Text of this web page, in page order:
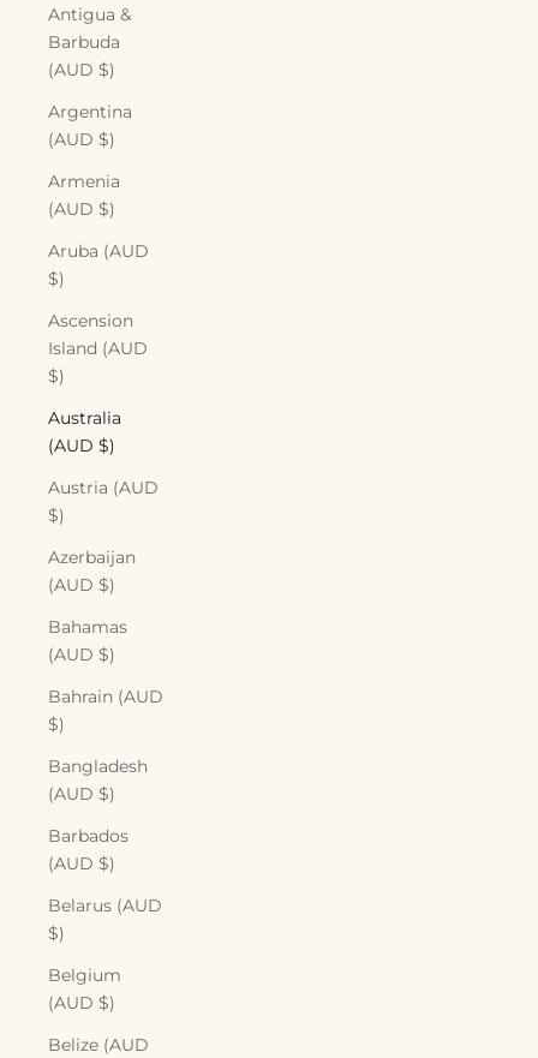
Antigua &
Barbuda
(AUD $)
Argentina
(AUD $)
Armenia
(AUD $)
Aruba (AUD
$)
Ascension
Island (AUD
$)
Australia
(AUD $)
Austria (AUD
$)
Azerbaijan
(AUD $)
Bahamas
(AUD $)
Bahrain (AUD
$)
Bangladesh
(AUD $)
Barbados
(AUD $)
Belarus (AUD
$)
Belgium
(AUD $)
Belize (AUD